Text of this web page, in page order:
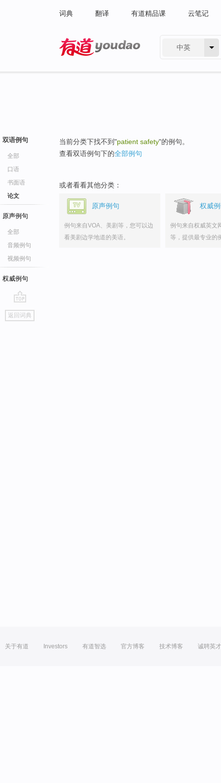
词典 翻译 有道精品课 云笔记
中英
双语例句
全部
口语
书面语
论文
原声例句
全部
音频例句
视频例句
权威例句
go
top
返回词典
当前分类下找不到"patient safety"的例句。
查看双语例句下的全部例句
或者看看其他分类：
原声例句
例句来自VOA、美剧等，您可以边
看美剧边学地道的美语。
权威
例句来自权威英文
等，提供最专业的
关于有道 Investors 有道智选 官方博客 技术博客 诚聘英才